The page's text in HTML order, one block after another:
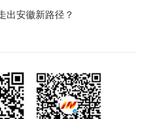
出安徽新路径？